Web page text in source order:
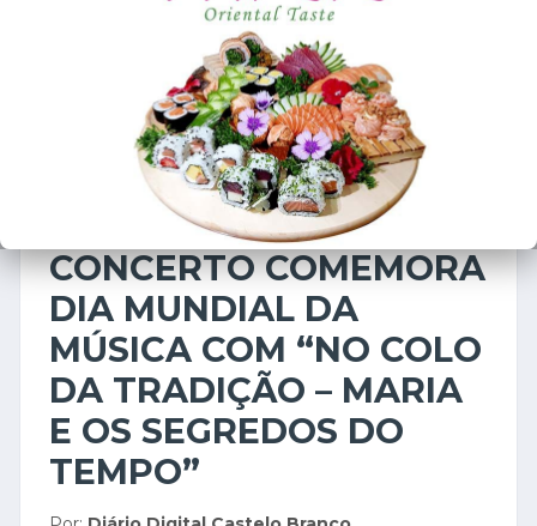
30 de setembro de 2025
CONCERTO COMEMORA
DIA MUNDIAL DA
MÚSICA COM “NO COLO
DA TRADIÇÃO – MARIA
E OS SEGREDOS DO
TEMPO”